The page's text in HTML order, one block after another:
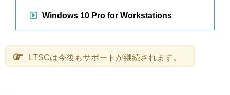
Windows 10 Pro for Workstations
LTSCは今後もサポートが継続されます。